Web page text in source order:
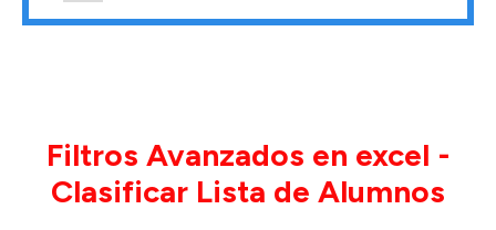
Filtros Avanzados en excel -
Clasificar Lista de Alumnos